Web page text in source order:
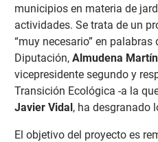
municipios en materia de
actividades. Se trata de un
“muy necesario” en palabras
Diputación, Almudena
vicepresidente segundo y
Transición Ecológica -a la
Javier Vidal, ha desgranado
El objetivo del proyecto es